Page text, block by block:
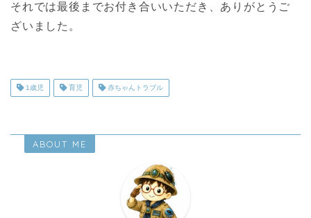
それでは最後までお付き合いいただき、ありがとうご
ざいました。
1歳児 育児 赤ちゃんトラブル
ABOUT ME